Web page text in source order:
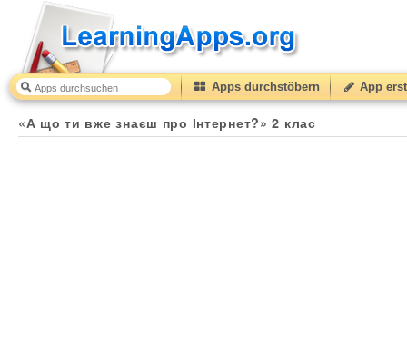
Apps durchstöbern App
«А що ти вже знаєш про Інтернет?» 2 клас